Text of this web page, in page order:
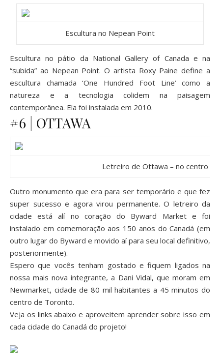
Escultura no Nepean Point
Escultura no pátio da National Gallery of Canada e na
“subida” ao Nepean Point. O artista Roxy Paine define a
escultura chamada ‘One Hundred Foot Line’ como a
natureza e a tecnologia colidem na paisagem
contemporânea. Ela foi instalada em 2010.
#6 | OTTAWA
Letreiro de Ottawa – no centro da
Outro monumento que era para ser temporário e que fez
super sucesso e agora virou permanente. O letreiro da
cidade está alí no coração do Byward Market e foi
instalado em comemoração aos 150 anos do Canadá (em
outro lugar do Byward e movido aí para seu local definitivo,
posteriormente).
Espero que vocês tenham gostado e fiquem ligados na
nossa mais nova integrante, a Dani Vidal, que moram em
Newmarket, cidade de 80 mil habitantes a 45 minutos do
centro de Toronto.
Veja os links abaixo e aproveitem aprender sobre isso em
cada cidade do Canadá do projeto!